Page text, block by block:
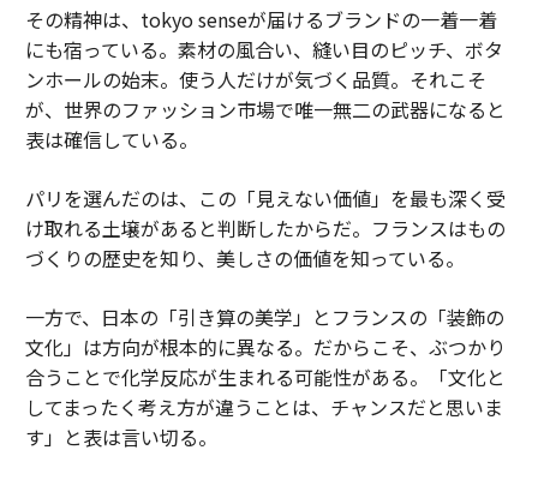
その精神は、tokyo senseが届けるブランドの一着一着
にも宿っている。素材の風合い、縫い目のピッチ、ボタ
ンホールの始末。使う人だけが気づく品質。それこそ
が、世界のファッション市場で唯一無二の武器になると
表は確信している。
パリを選んだのは、この「見えない価値」を最も深く受
け取れる土壌があると判断したからだ。フランスはもの
づくりの歴史を知り、美しさの価値を知っている。
一方で、日本の「引き算の美学」とフランスの「装飾の
文化」は方向が根本的に異なる。だからこそ、ぶつかり
合うことで化学反応が生まれる可能性がある。「文化と
してまったく考え方が違うことは、チャンスだと思いま
す」と表は言い切る。